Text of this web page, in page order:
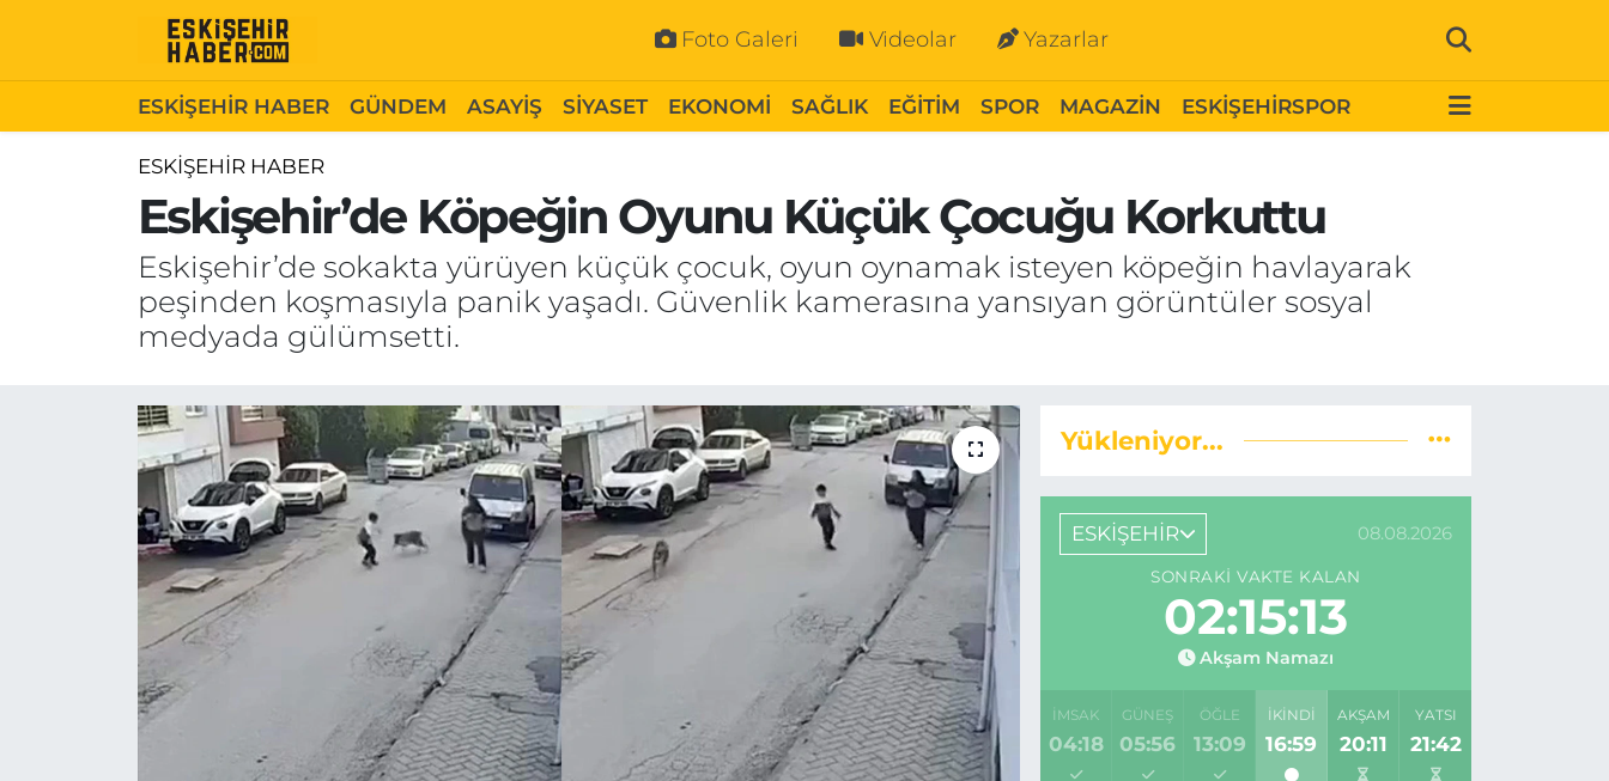
Foto Galeri Videolar Yazarlar
ESKİŞEHİR HABER GÜNDEM ASAYİŞ SİYASET EKONOMİ SAĞLIK EĞİTİM SPOR MAGAZİN ESKİŞEHİRSPOR
ESKİŞEHİR HABER
Eskişehir’de Köpeğin Oyunu Küçük Çocuğu Korkuttu
Eskişehir’de sokakta yürüyen küçük çocuk, oyun oynamak isteyen köpeğin havlayarak
peşinden koşmasıyla panik yaşadı. Güvenlik kamerasına yansıyan görüntüler sosyal
medyada gülümsetti.
Yükleniyor...
ESKİŞEHİR 08.08.2026
SONRAKI VAKTE KALAN
02:15:12
Akşam Namazı
İMSAK
04:18
GÜNEŞ
05:56
ÖĞLE
13:09
İKINDI
16:59
AKŞAM
20:11
YATSI
21:42
ESKİŞEHİR HABER
SİYASET
EKONOMİ
EĞİTİM
MAGAZİN
ESKİŞEHİRSPOR
Gizlilik Politikası
Hakkımızda
İletişim
Odunpazarı Hava Durumu
Odunpazarı Trafik Yoğunluk Haritası
Süper Lig Puan Durumu ve Fikstür
Tüm Manşetler
Son Dakika Haberleri